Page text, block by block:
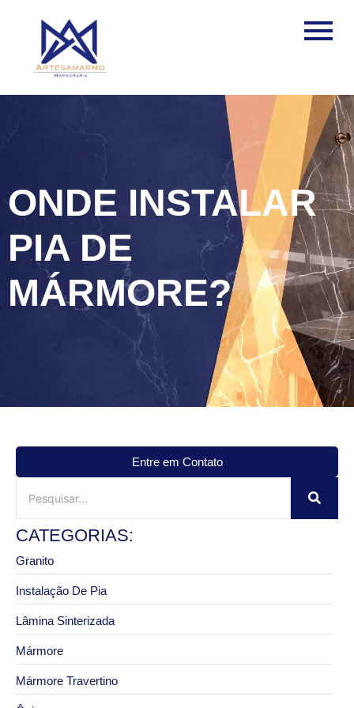
ONDE INSTALAR
PIA DE
MÁRMORE?
Entre em Contato
CATEGORIAS:
Granito
Instalação De Pia
Lâmina Sinterizada
Mármore
Mármore Travertino